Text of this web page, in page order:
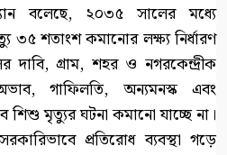
বলেছে, ২০৩৫ সালের মধ্যে
৩৫ শতাংশ কমানোর লক্ষ্য নির্ধারণ
দাবি, গ্রাম, শহর ও নগরকেন্দ্রীক
গাফিলতি, অন্যমনস্ক এবং
মৃত্যুর ঘটনা কমানো যাচ্ছে না।
প্রতিরোধ ব্যবস্থা গড়ে